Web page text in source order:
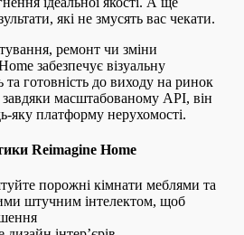
які не змусять вас чекати.
ремонт чи зміни
забезпечує візуальну
та готовність до виходу на ринок
масштабованому API, він
яку платформу нерухомості.
Reimagine Home
порожні кімнати меблями та
штучним інтелектом, щоб